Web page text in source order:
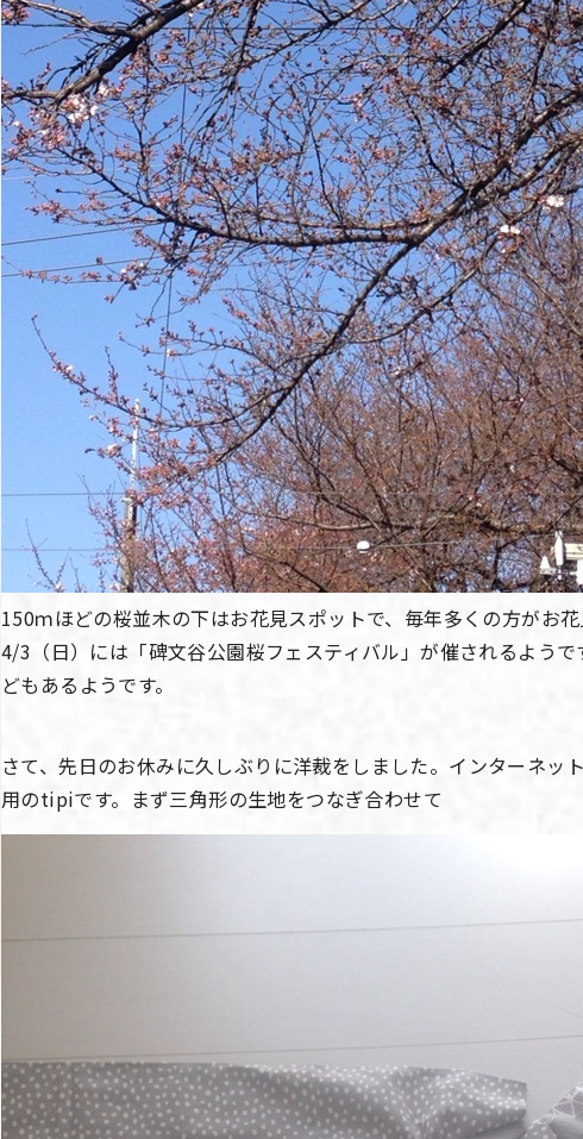
150ｍほどの桜並木の下はお花見スポットで、毎年多くの方がお花
4/3（日）には「碑文谷公園桜フェスティバル」が催されるよう
どもあるようです。
さて、先日のお休みに久しぶりに洋裁をしました。インターネッ
用のtipiです。まず三角形の生地をつなぎ合わせて